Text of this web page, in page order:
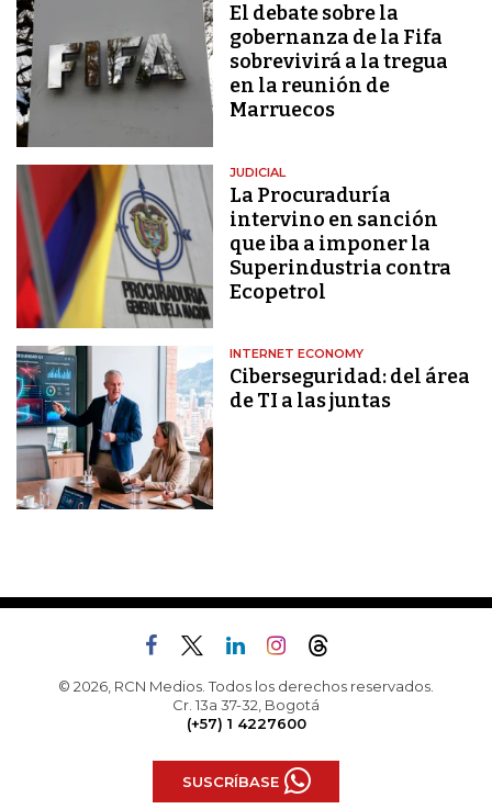
El debate sobre la
gobernanza de la Fifa
sobrevivirá a la tregua
en la reunión de
Marruecos
JUDICIAL
La Procuraduría
intervino en sanción
que iba a imponer la
Superindustria contra
Ecopetrol
INTERNET ECONOMY
Ciberseguridad: del área
de TI a las juntas
© 2026, RCN Medios. Todos los derechos reservados.
Cr. 13a 37-32, Bogotá
(+57) 1 4227600
SUSCRÍBASE